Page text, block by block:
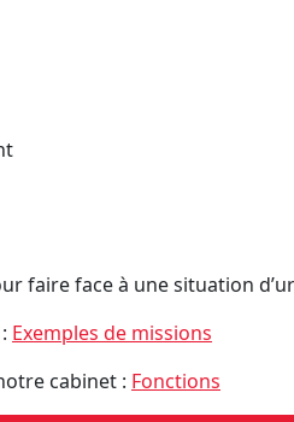
faire face à une situation
Exemples de missions
cabinet : Fonctions